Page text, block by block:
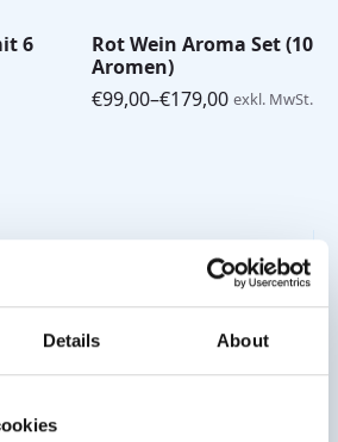
Details About
6
Rot Wein Aroma Set (10
Aromen)
€99,00–€179,00
Preisspanne:
exkl. MwSt.
für Deutschland betragen € 10,- (zzgl.
möglich. Kontaktieren Sie uns